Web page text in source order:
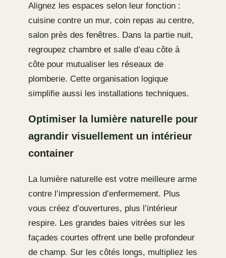
Alignez les espaces selon leur fonction :
cuisine contre un mur, coin repas au centre,
salon près des fenêtres. Dans la partie nuit,
regroupez chambre et salle d’eau côte à
côte pour mutualiser les réseaux de
plomberie. Cette organisation logique
simplifie aussi les installations techniques.
Optimiser la lumière naturelle pour
agrandir visuellement un intérieur
container
La lumière naturelle est votre meilleure arme
contre l’impression d’enfermement. Plus
vous créez d’ouvertures, plus l’intérieur
respire. Les grandes baies vitrées sur les
façades courtes offrent une belle profondeur
de champ. Sur les côtés longs, multipliez les